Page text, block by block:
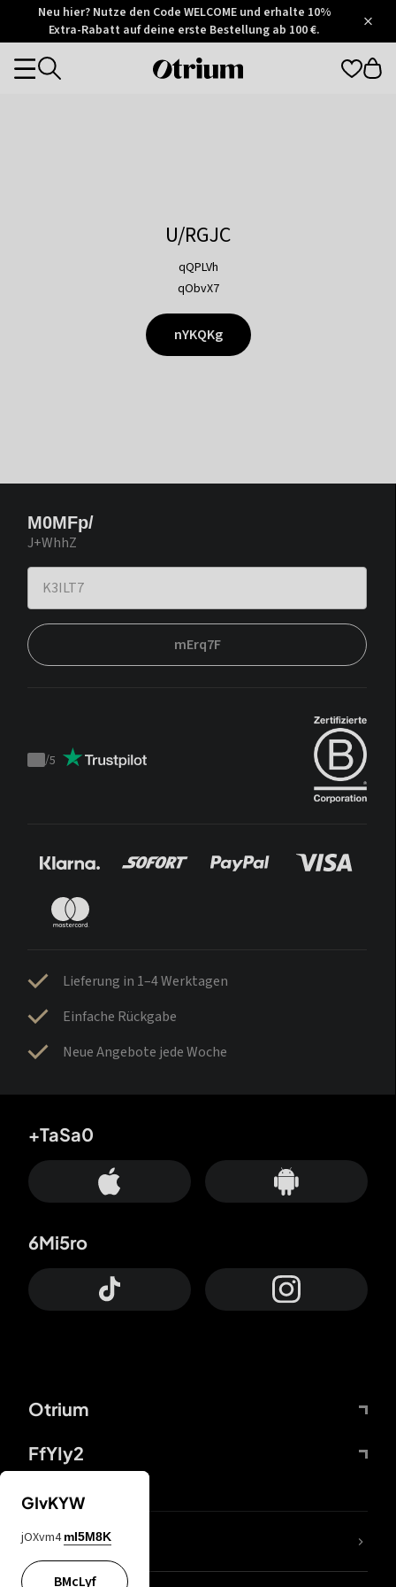
Otrium
Trustpilot
Neu hier? Nutze den Code WELCOME und erhalte 10%
Extra-Rabatt auf deine erste Bestellung ab 100 €.
Otrium
Categories
U/RGJC
qQPLVh
qObvX7
nYKQKg
M0MFp/
J+WhhZ
mErq7F
Trustpilot
/5
Lieferung in 1–4 Werktagen
Einfache Rückgabe
Neue Angebote jede Woche
Otrium
FfYIy2
+TaSa0
6Mi5ro
DDcvSo
GIvKYW
jOXvm4 mI5M8K
BMcLyf